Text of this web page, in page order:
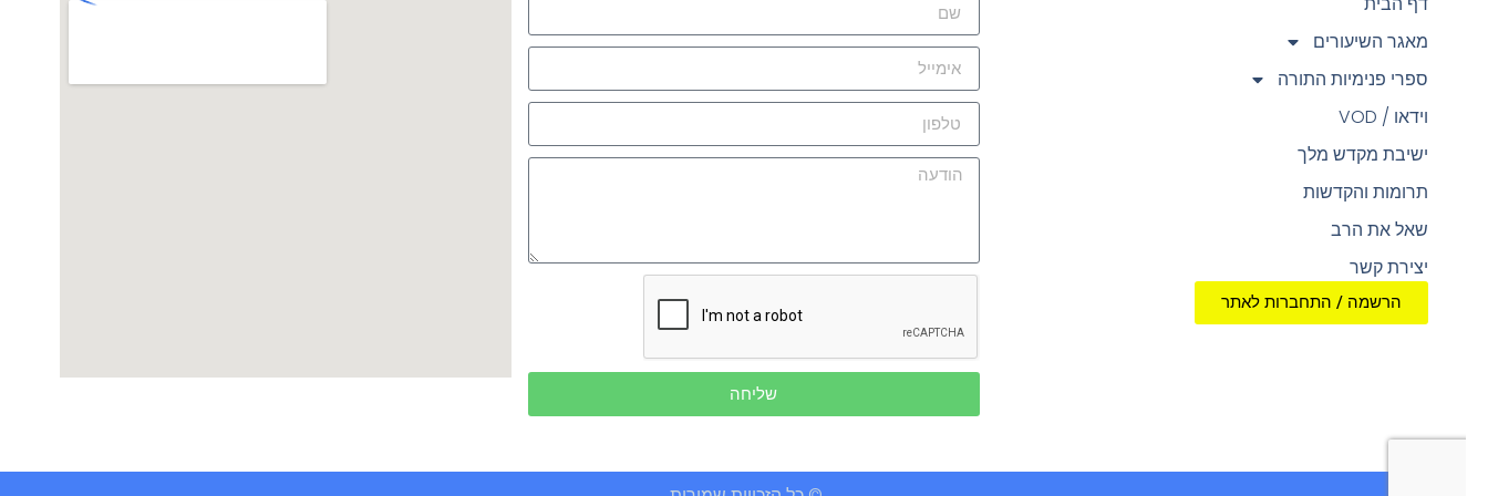
מאגר השיעורים
ספרי פנימיות התורה
וידאו / VOD
ישיבת מקדש מלך
תרומות והקדשות
שאל את הרב
יצירת קשר
הרשמה / התחברות לאתר
שליחה